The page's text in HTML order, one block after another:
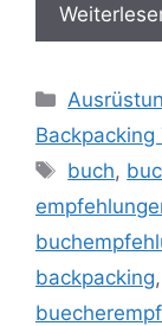
Backpacking
buch,
backpacking,